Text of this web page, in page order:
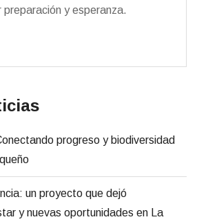
preparación y esperanza.
progreso y biodiversidad
un proyecto que dejó
y nuevas oportunidades en La